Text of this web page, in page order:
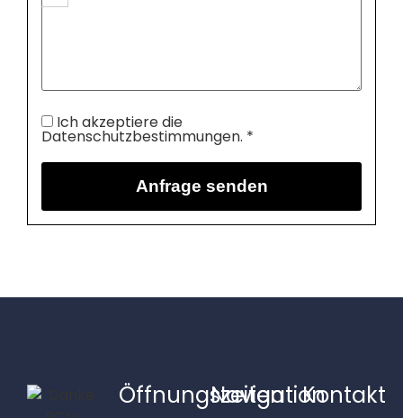
Ich akzeptiere die
Datenschutzbestimmungen. *
Öffnungszeiten
NavigationKontakt